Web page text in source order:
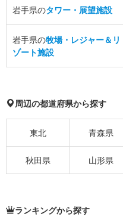
岩手県のタワー・展望施設
岩手県の牧場・レジャー＆リ
ゾート施設
周辺の都道府県から探す
東北 青森県
秋田県 山形県
ランキングから探す